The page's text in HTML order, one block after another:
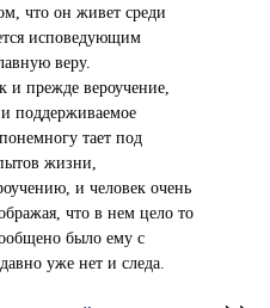
что он живет среди
исповедующим
веру.
и прежде вероучение,
поддерживаемое
тает под
жизни,
и человек очень
что в нем цело то
было ему с
уже нет и следа.